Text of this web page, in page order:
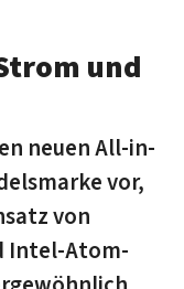
und
neuen All-in-
vor,
von
Intel-Atom-